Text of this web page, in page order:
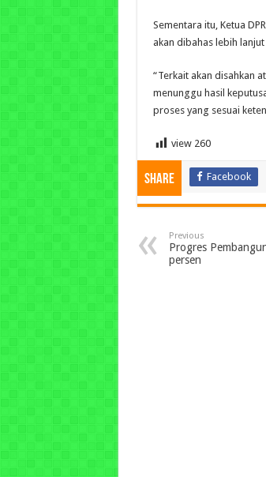
Sementara itu, Ketua
akan dibahas lebih
“Terkait akan disahkan
menunggu hasil
proses yang sesuai
view 260
Share Facebook
Previous
Progres
persen